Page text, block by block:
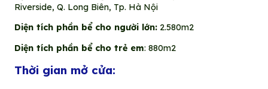
Riverside, Q. Long Biên, Tp. Hà Nội
Diện tích phần bể cho người lớn:2.580m2
Diện tích phần bể cho trẻ em: 880m2
Thời gian mở cửa: